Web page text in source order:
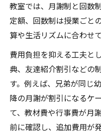
教室では、月謝制と回数
定額、回数制は授業ごと
算や生活リズムに合わせ
費用負担を抑える工夫と
典、友達紹介割引などの
す。例えば、兄弟が同じ
降の月謝が割引になるケ
て、教材費や行事費が月
前に確認し、追加費用が